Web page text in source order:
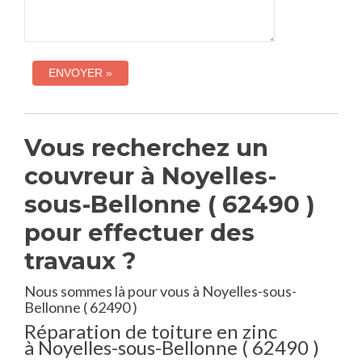
Vous recherchez un
couvreur à Noyelles-
sous-Bellonne ( 62490 )
pour effectuer des
travaux ?
Nous sommes là pour vous à Noyelles-sous-
Bellonne ( 62490 )
Réparation de toiture en zinc
à Noyelles-sous-Bellonne ( 62490 )